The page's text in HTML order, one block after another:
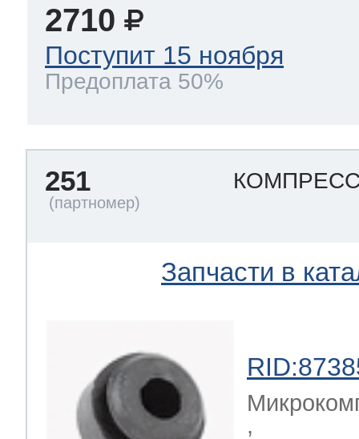
2710
Поступит 15 ноября
Предоплата 50%
251
Запчасти в
,